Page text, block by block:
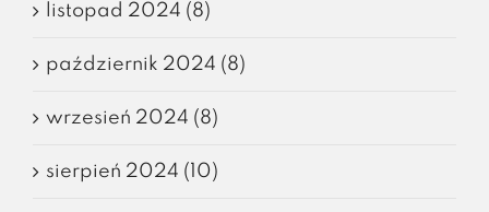
listopad 2024 (8)
październik 2024 (8)
wrzesień 2024 (8)
sierpień 2024 (10)